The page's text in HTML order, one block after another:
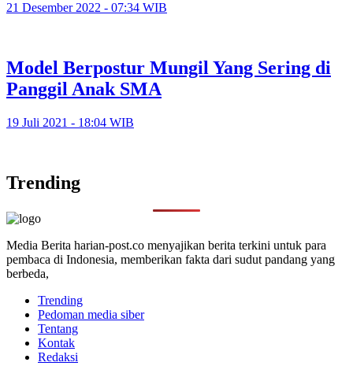
21 Desember 2022 - 07:34 WIB
Model Berpostur Mungil Yang Sering di
Panggil Anak SMA
19 Juli 2021 - 18:04 WIB
Trending
Media Berita harian-post.co menyajikan berita terkini untuk para
pembaca di Indonesia, memberikan fakta dari sudut pandang yang
berbeda,
Trending
Pedoman media siber
Tentang
Kontak
Redaksi